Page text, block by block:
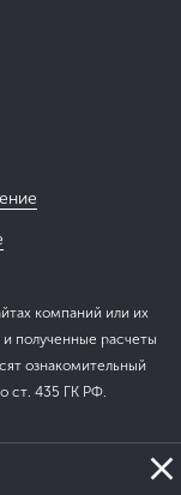
компаний или их
полученные расчеты
ознакомительный
ст. 435 ГК РФ.